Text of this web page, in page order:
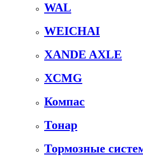
WAL
WEICHAI
XANDE AXLE
XCMG
Компас
Тонар
Тормозные